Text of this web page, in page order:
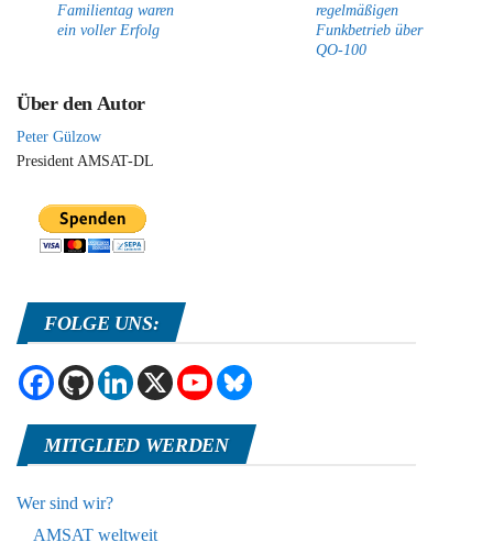
Familientag waren
ein voller Erfolg
regelmäßigen
Funkbetrieb über
QO‑100
Über den Autor
Peter Gülzow
President AMSAT-DL
FOLGE UNS:
MITGLIED WERDEN
Wer sind wir?
AMSAT weltweit